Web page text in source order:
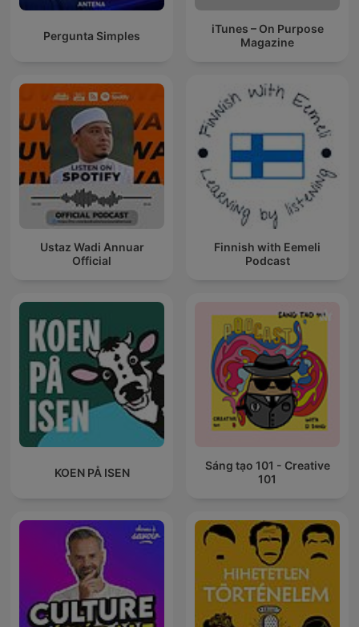
Pergunta Simples
iTunes – On Purpose
Magazine
Ustaz Wadi Annuar
Official
Finnish with Eemeli
Podcast
KOEN PÅ ISEN
Sáng tạo 101 - Creative
101